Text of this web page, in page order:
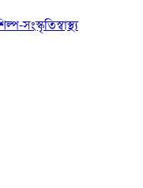
সংস্কৃতিস্বাস্থ্য